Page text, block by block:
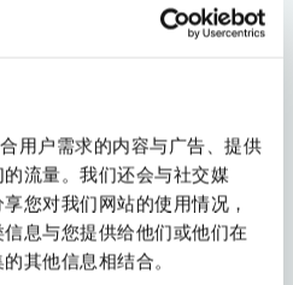
用户需求的内容与广告、提供
流量。我们还会与社交媒
您对我们网站的使用情况，
息与您提供给他们或他们在
其他信息相结合。